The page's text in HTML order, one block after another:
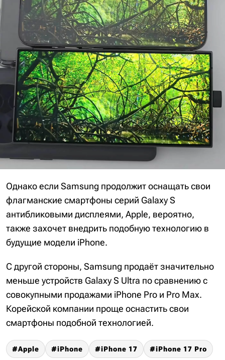
Однако если Samsung продолжит оснащать свои
флагманские смартфоны серий Galaxy S
антибликовыми дисплеями, Apple, вероятно,
также захочет внедрить подобную технологию в
будущие модели iPhone.
С другой стороны, Samsung продаёт значительно
меньше устройств Galaxy S Ultra по сравнению с
совокупными продажами iPhone Pro и Pro Max.
Корейской компании проще оснастить свои
смартфоны подобной технологией.
Apple iPhone iPhone 17 iPhone 17 Pro